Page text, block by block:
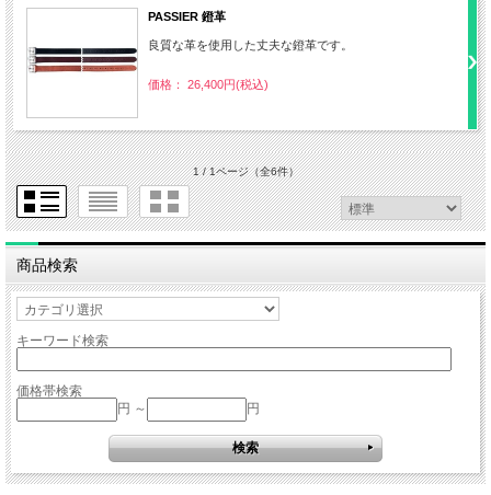
PASSIER 鐙革
良質な革を使用した丈夫な鐙革です。
価格： 26,400円(税込)
1 / 1ページ（全6件）
商品検索
キーワード検索
価格帯検索
円 ～
円